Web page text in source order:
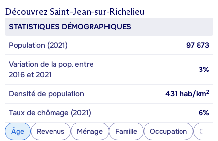
Découvrez Saint-Jean-sur-Richelieu
STATISTIQUES DÉMOGRAPHIQUES
Population (2021)
97 873
Variation de la pop. entre
2016 et 2021
3%
Densité de population 431 hab/km2
Taux de chômage (2021) 6%
Âge Revenus Ménage Famille Occupation